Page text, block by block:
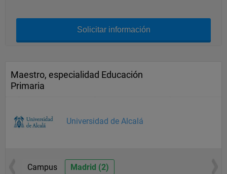
Solicitar información
Maestro, especialidad Educación
Primaria
Universidad de Alcalá
Campus Madrid (2)